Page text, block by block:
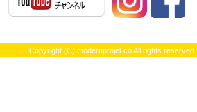
Copyright (C) modernprojet.co All rights reserved.